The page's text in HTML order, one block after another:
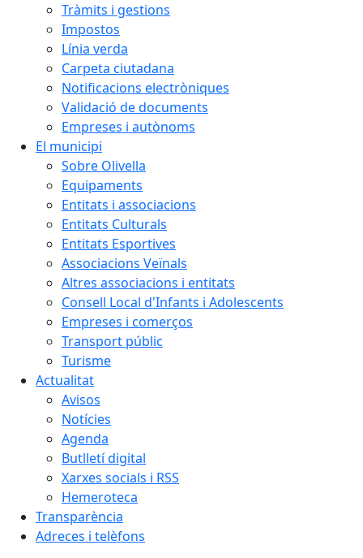
Tràmits i gestions
Impostos
Línia verda
Carpeta ciutadana
Notificacions electròniques
Validació de documents
Empreses i autònoms
El municipi
Sobre Olivella
Equipaments
Entitats i associacions
Entitats Culturals
Entitats Esportives
Associacions Veïnals
Altres associacions i entitats
Consell Local d'Infants i Adolescents
Empreses i comerços
Transport públic
Turisme
Actualitat
Avisos
Notícies
Agenda
Butlletí digital
Xarxes socials i RSS
Hemeroteca
Transparència
Adreces i telèfons